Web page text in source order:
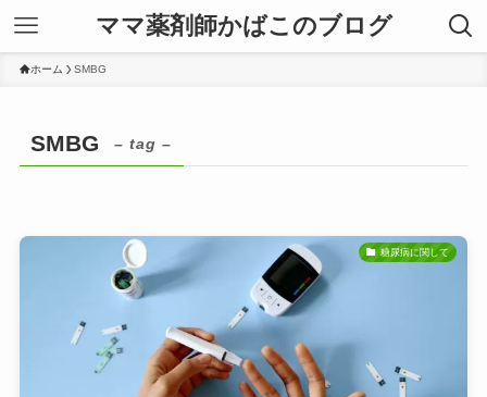
ママ薬剤師かばこのブログ
ホーム SMBG
SMBG – tag –
糖尿病に関して